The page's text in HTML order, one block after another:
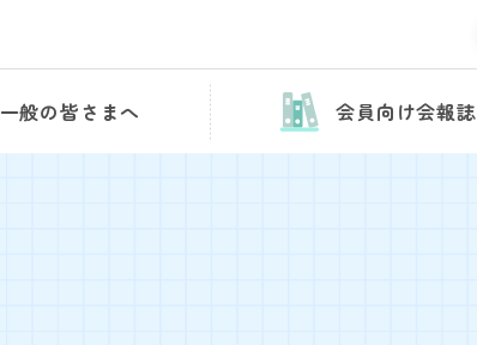
一般の皆さまへ 会員向け会報誌